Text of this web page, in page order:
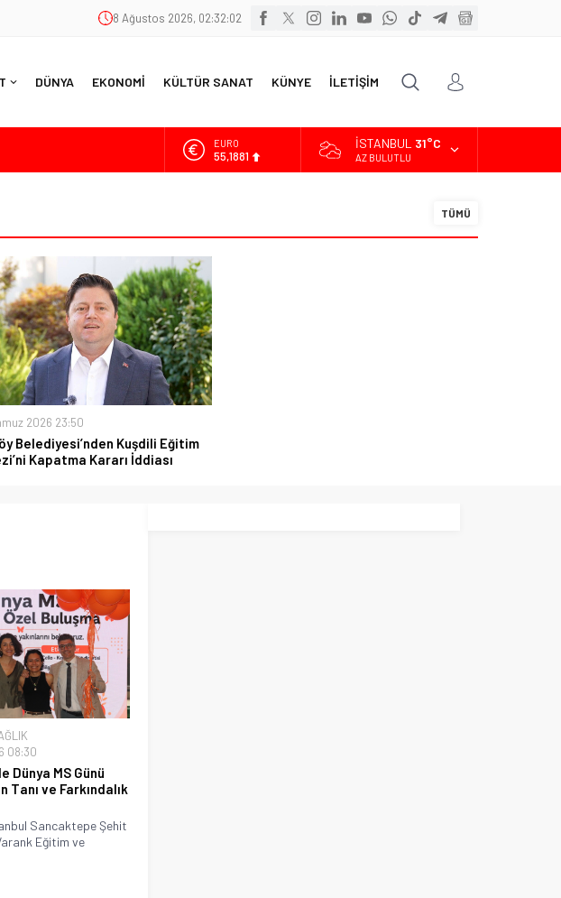
8 Ağustos 2026, 02:32:02
DÜNYA EKONOMİ KÜLTÜR SANAT KÜNYE İLETİŞİM
EURO
55,1881
İSTANBUL 31°C
AZ BULUTLU
TÜMÜ
2026 23:50
Belediyesi’nden Kuşdili Eğitim
Kapatma Kararı İddiası
08:30
Dünya MS Günü
Tanı ve Farkındalık
Sancaktepe Şehit
Eğitim ve